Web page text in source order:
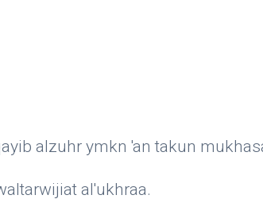
alzuhr ymkn 'an takun
al'ukhraa.